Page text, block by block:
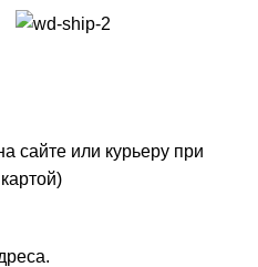
сайте или курьеру при